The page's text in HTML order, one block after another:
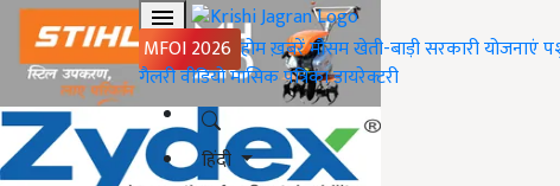
MFOI 2026 होमख़बरेंमौसमखेती-बाड़ीसरकारी योजनाएं
गैलरीवीडियोमासिक पत्रिकाडायरेक्टरी
हिंदी